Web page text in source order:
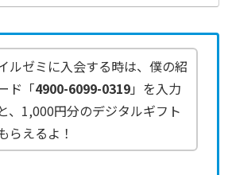
ルゼミに入会する時は、僕の紹
ド「4900-6099-0319」を入力
、1,000円分のデジタルギフト
らえるよ！